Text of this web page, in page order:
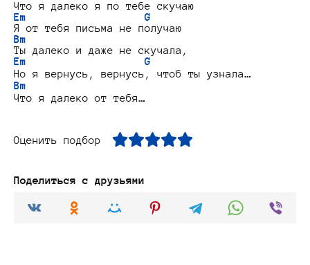
Em                   G
Bm
Em                   G
Bm
Оценить подбор
Поделиться с друзьями